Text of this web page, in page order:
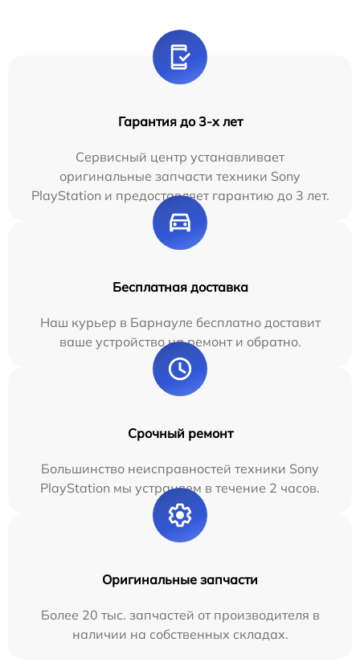
Гарантия до 3-х лет
Сервисный центр устанавливает
оригинальные запчасти техники Sony
PlayStation и предоставляет гарантию до 3 лет.
Бесплатная доставка
Наш курьер в Барнауле бесплатно доставит
ваше устройство на ремонт и обратно.
Срочный ремонт
Большинство неисправностей техники Sony
PlayStation мы устраняем в течение 2 часов.
Оригинальные запчасти
Более 20 тыс. запчастей от производителя в
наличии на собственных складах.